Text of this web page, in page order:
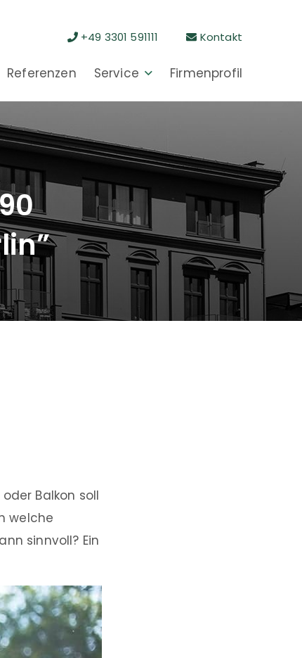
+49 3301 591111 Kontakt
Referenzen Service Firmenprofil
Balkon soll
welche
sinnvoll? Ein